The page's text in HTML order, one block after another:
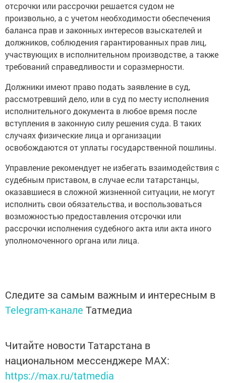
отсрочки или рассрочки решается судом не
произвольно, а с учетом необходимости обеспечения
баланса прав и законных интересов взыскателей и
должников, соблюдения гарантированных прав лиц,
участвующих в исполнительном производстве, а также
требований справедливости и соразмерности.
Должники имеют право подать заявление в суд,
рассмотревший дело, или в суд по месту исполнения
исполнительного документа в любое время после
вступления в законную силу решения суда. В таких
случаях физические лица и организации
освобождаются от уплаты государственной пошлины.
Управление рекомендует не избегать взаимодействия с
судебным приставом, в случае если татарстанцы,
оказавшиеся в сложной жизненной ситуации, не могут
исполнить свои обязательства, и воспользоваться
возможностью предоставления отсрочки или
рассрочки исполнения судебного акта или акта иного
уполномоченного органа или лица.
Следите за самым важным и интересным в
Telegram-канале Татмедиа
Читайте новости Татарстана в
национальном мессенджере MАХ:
https://max.ru/tatmedia